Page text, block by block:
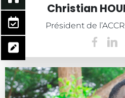
Christian
Président de